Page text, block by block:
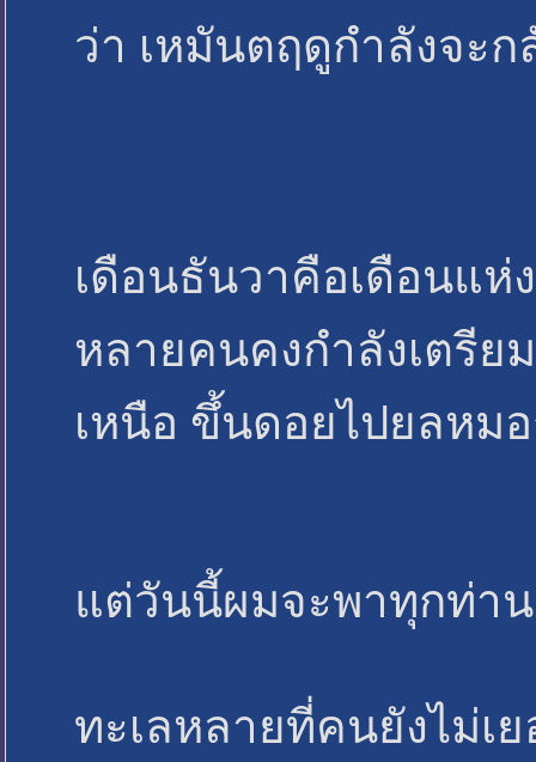
ว่า เหมันตฤดูกำลังจะก
เดือนธันวาคือเดือนแห่
หลายคนคงกำลังเตรีย
เหนือ ขึ้นดอยไปยลหม
แต่วันนี้ผมจะพาทุกท่า
ทะเลหลายที่คนยังไม่เ